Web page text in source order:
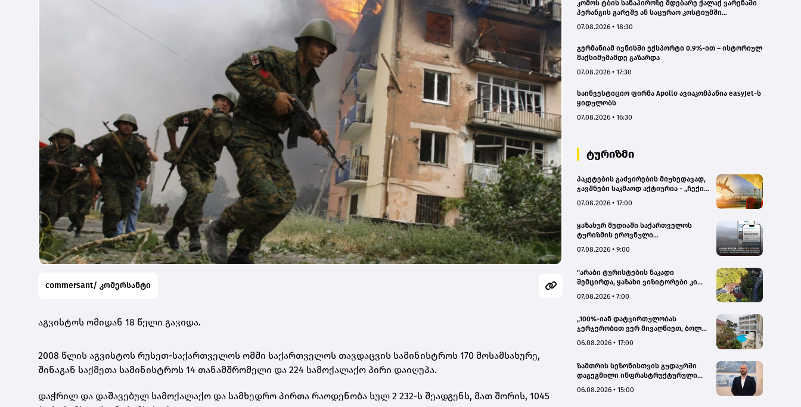
commersant/ კომერსანტი
აგვისტოს ომიდან 18 წელი გავიდა.
2008 წლის აგვისტოს რუსეთ-საქართველოს ომში საქართველოს თავდაცვის სამინისტროს 170 მოსამსახურე,
შინაგან საქმეთა სამინისტროს 14 თანამშრომელი და 224 სამოქალაქო პირი დაიღუპა.
დაჭრილ და დაშავებულ სამოქალაქო და სამხედრო პირთა რაოდენობა სულ 2 232-ს შეადგენს, მათ შორის, 1045
კომოს ტბის სანაპიროზე მდებარე ქალაქ ვარენაში
პერანგის გარეშე ან საცურაო კოსტიუმში
მოუწევთ
07.08.2026 • 18:30
გერმანიამ ივნისში ექსპორტი 0.9%-ით – ისტორიულ
მაქსიმუმამდე გაზარდა
07.08.2026 • 17:30
საინვესტიციო ფირმა Apollo ავიაკომპანია easyJet-ს
ყიდულობს
07.08.2026 • 16:30
ტურიზმი
პაკეტების გაძვირების მიუხედავად,
ჯავშნები საკმაოდ აქტიურია - „ჩექინ
07.08.2026 • 17:00
ყაზახურ მედიაში საქართველოს
ტურიზმის ეროვნული
კამპანიის ფარგლებში სტატიები
07.08.2026 • 9:00
"არაბი ტურისტების ნაკადი
შემცირდა, ყაზახი ვიზიტორები კი
Hotel
07.08.2026 • 7:00
„100%-იან დატვირთულობას
ჯერჯერობით ვერ მივაღწიეთ, ბოლო
გაუქმდა“ - Kobuleti Beach Club
06.08.2026 • 17:00
ზამთრის სეზონისთვის გუდაურში
დაგეგმილი ინფრასტრუქტურული
გუდაურის ტურისტული
06.08.2026 • 15:00